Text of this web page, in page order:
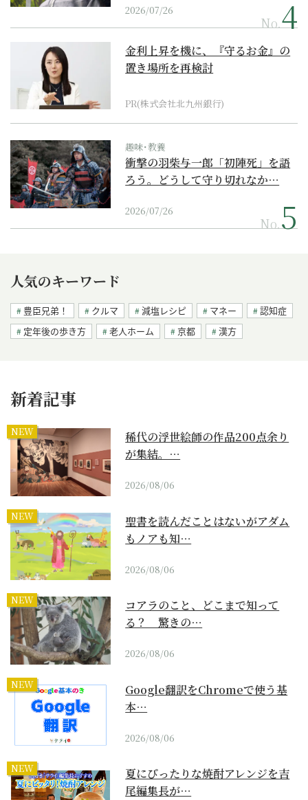
2026/07/26
No.
金利上昇を機に、『守るお金』の
置き場所を再検討
PR(株式会社北九州銀行)
趣味･教養
衝撃の羽柴与一郎「初陣死」を語
ろう。どうして守り切れなか…
2026/07/26
No.
人気のキーワード
豊臣兄弟！ クルマ 減塩レシピ マネー
認知症
定年後の歩き方
老人ホーム 京都 漢方
新着記事
NEW
稀代の浮世絵師の作品200点余り
が集結。…
2026/08/06
NEW
聖書を読んだことはないがアダム
もノアも知…
2026/08/06
NEW
コアラのこと、どこまで知って
る？ 驚きの…
2026/08/06
NEW
Google翻訳をChromeで使う基
本…
2026/08/06
NEW
夏にぴったりな焼酎アレンジを吉
尾編集長が…